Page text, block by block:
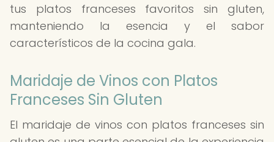
tus platos franceses favoritos sin gluten,
manteniendo la esencia y el sabor
característicos de la cocina gala.
Maridaje de Vinos con Platos
Franceses Sin Gluten
El maridaje de vinos con platos franceses sin